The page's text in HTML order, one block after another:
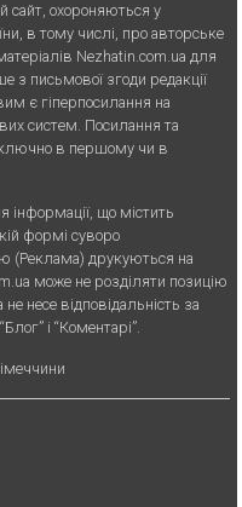
сайт, охороняються у
в тому числі, про авторське
Nezhatin.com.ua для
з письмової згоди редакції
є гiперпосилання на
систем. Посилання та
в першому чи в
iнформацiї, що мiстить
формi суворо
(Реклама) друкуються на
може не розділяти позицію
не несе відповідальність за
і “Коментарі”.